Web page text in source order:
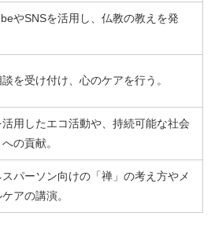
やSNSを活用し、仏教の教えを発
を受け付け、心のケアを行う。
活用したエコ活動や、持続可能な社会
の貢献。
スパーソン向けの「禅」の考え方やメ
アの講演。